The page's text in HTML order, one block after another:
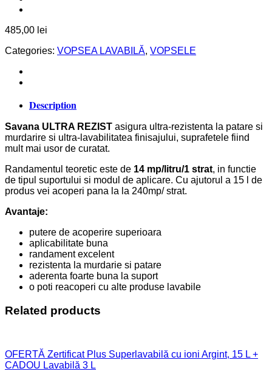
485,00 lei
Categories: VOPSEA LAVABILĂ, VOPSELE
Description
Savana ULTRA REZIST asigura ultra-rezistenta la patare si
murdarire si ultra-lavabilitatea finisajului, suprafetele fiind
mult mai usor de curatat.
Randamentul teoretic este de 14 mp/litru/1 strat, in functie
de tipul suportului si modul de aplicare. Cu ajutorul a 15 l de
produs vei acoperi pana la la 240mp/ strat.
Avantaje:
putere de acoperire superioara
aplicabilitate buna
randament excelent
rezistenta la murdarie si patare
aderenta foarte buna la suport
o poti reacoperi cu alte produse lavabile
Related products
OFERTĂ Zertificat Plus Superlavabilă cu ioni Argint, 15 L +
CADOU Lavabilă 3 L